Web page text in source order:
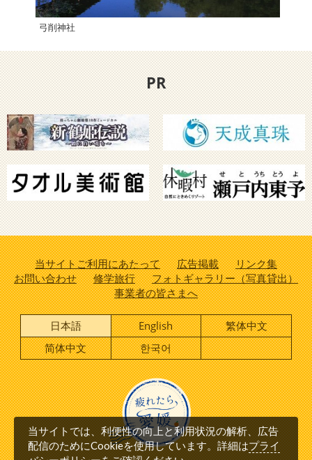
弓削神社
PR
当サイトご利用にあたって 広告掲載
リンク集
お問い合わせ
修学旅行
フォトギャラリー（写真貸出）
事業者の皆さまへ
日本語 English
繁体中文
简体中文
한국어
当サイトでは、利便性の向上と利用状況の解析、広告
配信のためにCookieを使用しています。詳細はプライ